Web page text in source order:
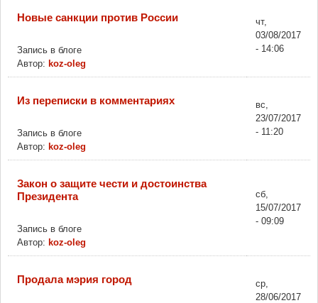
Новые санкции против России
Запись в блоге
Автор: koz-oleg
чт,
03/08/2017
- 14:06
Из переписки в комментариях
Запись в блоге
Автор: koz-oleg
вс,
23/07/2017
- 11:20
Закон о защите чести и достоинства
Президента
Запись в блоге
Автор: koz-oleg
сб,
15/07/2017
- 09:09
Продала мэрия город
ср,
28/06/2017